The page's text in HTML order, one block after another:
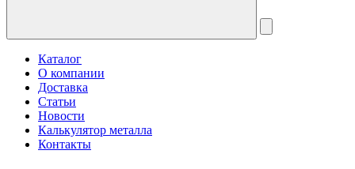
Каталог
О компании
Доставка
Статьи
Новости
Калькулятор металла
Контакты